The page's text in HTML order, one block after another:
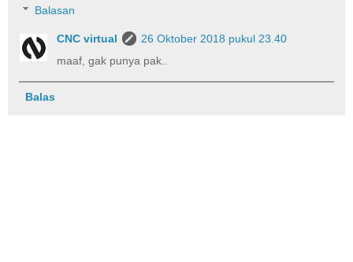
Balasan
CNC virtual
26 Oktober 2018 pukul 23.40
maaf, gak punya pak..
Balas